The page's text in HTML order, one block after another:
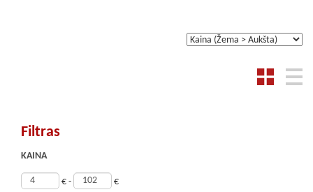
Filtras
KAINA
€ - €